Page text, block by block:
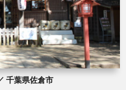
千葉県佐倉市